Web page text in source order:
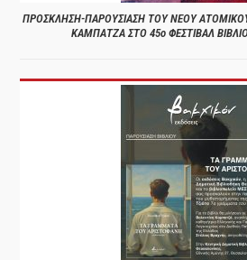
ΠΡΟΣΚΛΗΣΗ-ΠΑΡΟΥΣΙΑΣΗ ΤΟΥ ΝΕΟΥ
ΚΑΜΠΑΤΖΑ ΣΤΟ 45ο ΦΕΣΤΙΒΑΛ